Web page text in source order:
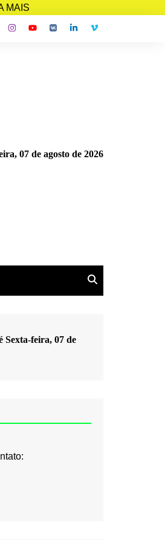
MAIS
07 de agosto de 2026
Sexta-feira, 07 de